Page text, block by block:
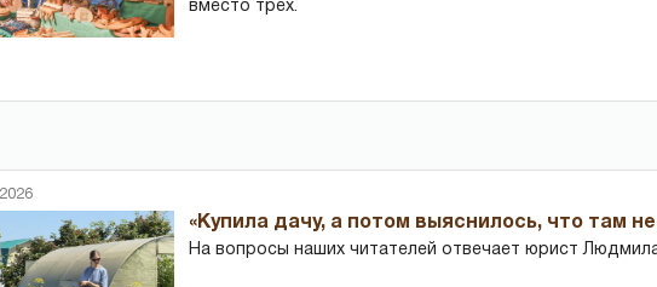
вместо трех.
«Купила дачу, а потом выяснилось, что там
На вопросы наших читателей отвечает юрист